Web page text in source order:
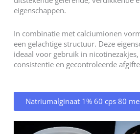
eigenschappen.
In combinatie met calciumionen
een gelachtige structuur. Deze
ideaal voor gebruik in
consistentie en gecontroleerde
Natriumalginaat 1% 60 cps 80